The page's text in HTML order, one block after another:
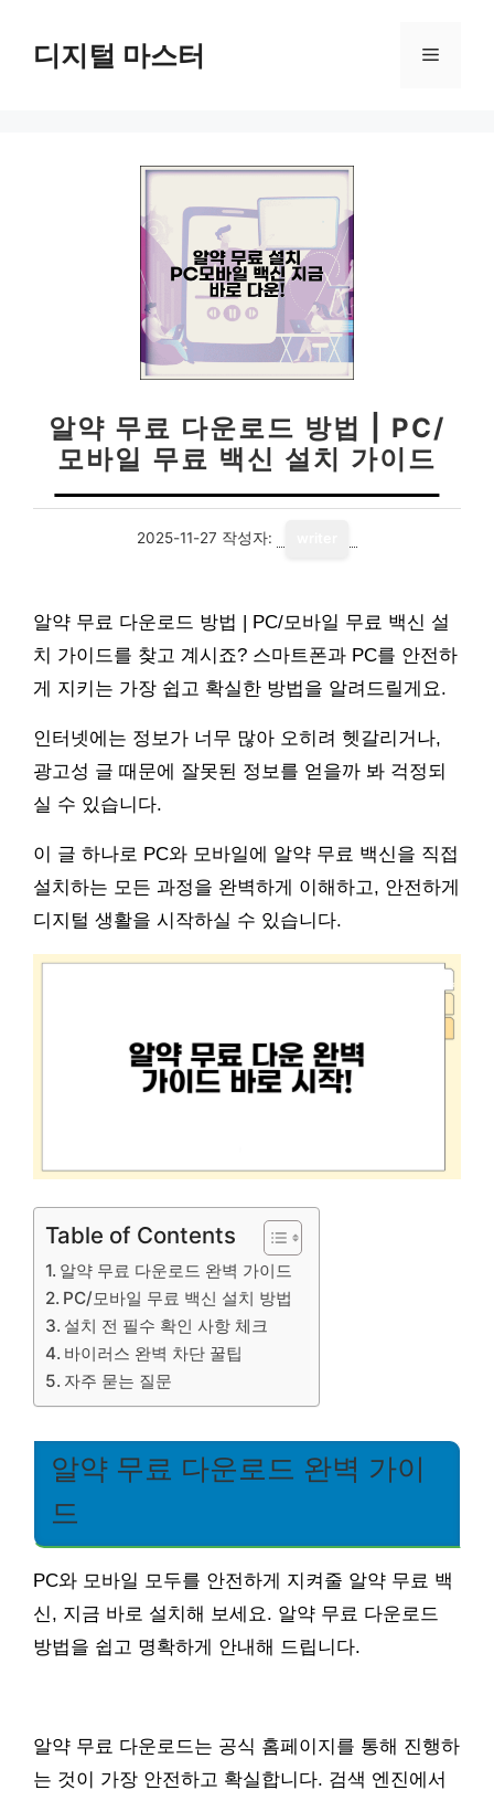
디지털 마스터 메
알약 무료 다운로드 방법 | PC/
모바일 무료 백신 설치 가이드
2025-11-27 작성자:
알약 무료 다운로드 방법 | PC/모바일 무료 백신 설
치 가이드를 찾고 계시죠? 스마트폰과 PC를 안전하
게 지키는 가장 쉽고 확실한 방법을 알려드릴게요.
인터넷에는 정보가 너무 많아 오히려 헷갈리거나,
광고성 글 때문에 잘못된 정보를 얻을까 봐 걱정되
실 수 있습니다.
이 글 하나로 PC와 모바일에 알약 무료 백신을 직접
설치하는 모든 과정을 완벽하게 이해하고, 안전하게
디지털 생활을 시작하실 수 있습니다.
Table of Contents
알약 무료 다운로드 완벽 가이드
PC/모바일 무료 백신 설치 방법
설치 전 필수 확인 사항 체크
바이러스 완벽 차단 꿀팁
자주 묻는 질문
알약 무료 다운로드 완벽 가이
드
PC와 모바일 모두를 안전하게 지켜줄 알약 무료 백
신, 지금 바로 설치해 보세요. 알약 무료 다운로드
방법을 쉽고 명확하게 안내해 드립니다.
알약 무료 다운로드는 공식 홈페이지를 통해 진행하
는 것이 가장 안전하고 확실합니다. 검색 엔진에서